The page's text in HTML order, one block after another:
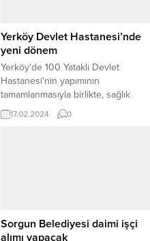
ile birlikte 9 Ar-Ge, 3 ön kuluçka
firmasıyla çalışmalarına devam
eden Bozok Teknoparkta
incelemelerde...
Yerköy Devlet Hastanesi’nde
yeni dönem
Yerköy'de 100 Yataklı Devlet
Hastanesi'nin yapımının
tamamlanmasıyla birlikte, sağlık
hizmetlerinde önemli bir dönemeç
yaşanıyor.
17.02.2024 0
Sorgun Belediyesi daimi işçi
alımı yapacak